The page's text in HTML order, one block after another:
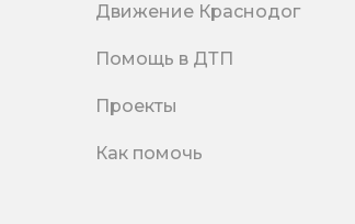
Движение Краснодог
Помощь в ДТП
Проекты
Как помочь